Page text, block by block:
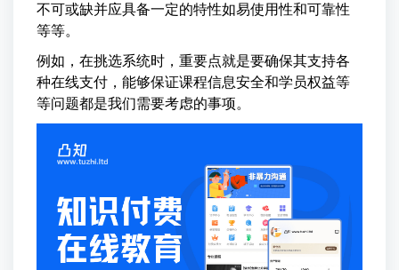
不可或缺并应具备一定的特性如易使用性和可靠性
等等。
例如，在挑选系统时，重要点就是要确保其支持各
种在线支付，能够保证课程信息安全和学员权益等
等问题都是我们需要考虑的事项。